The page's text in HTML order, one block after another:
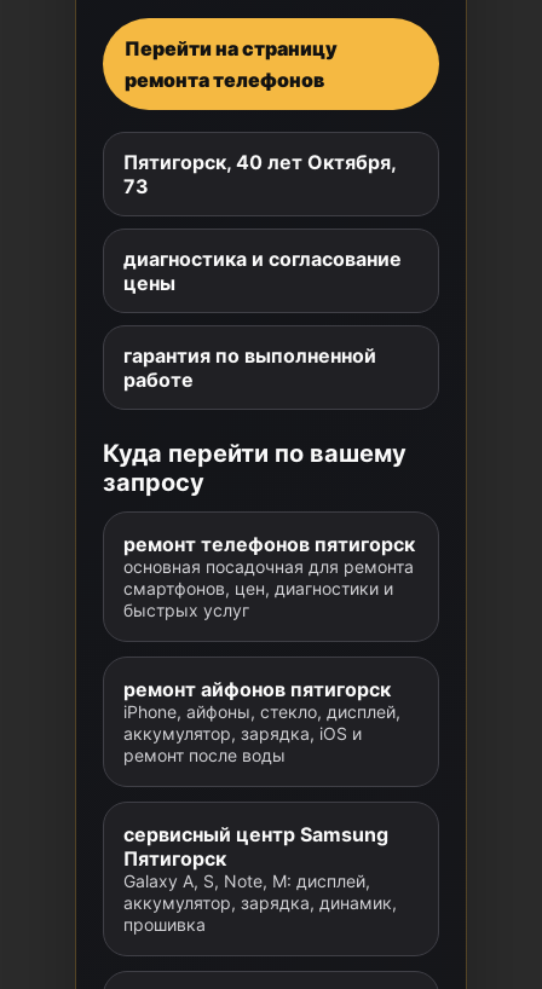
Перейти на страницу
ремонта телефонов
Пятигорск, 40 лет Октября,
73
диагностика и согласование
цены
гарантия по выполненной
работе
Куда перейти по вашему
запросу
ремонт телефонов пятигорск
основная посадочная для ремонта
смартфонов, цен, диагностики и
быстрых услуг
ремонт айфонов пятигорск
iPhone, айфоны, стекло, дисплей,
аккумулятор, зарядка, iOS и
ремонт после воды
сервисный центр Samsung
Пятигорск
Galaxy A, S, Note, M: дисплей,
аккумулятор, зарядка, динамик,
прошивка